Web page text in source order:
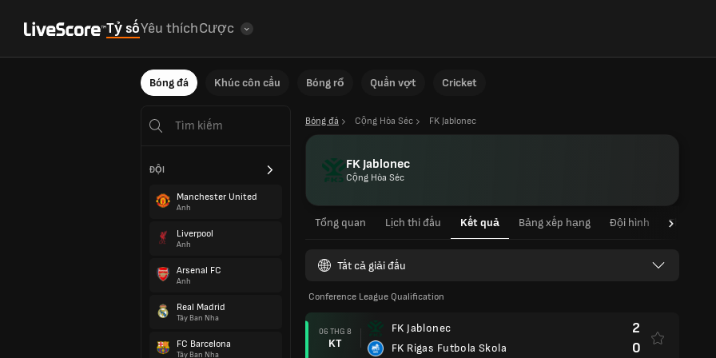
Tỷ sốYêu thíchCược
Bóng đá Khúc côn cầu Bóng rổ Quần vợt Cricket
ĐỘI
Manchester United
Anh
Liverpool
Anh
Arsenal FC
Anh
Real Madrid
Tây Ban Nha
FC Barcelona
Tây Ban Nha
Bóng đá Cộng Hòa Séc FK Jablonec
FK Jablonec
Cộng Hòa Séc
Tổng quan Lịch thi đấu Kết quả Bảng xếp hạng Đội hình Thống kê
Tất cả giải đấu
Conference League Qualification
06 THG 8
KT
FK Jablonec
FK Rigas Futbola Skola
2
0